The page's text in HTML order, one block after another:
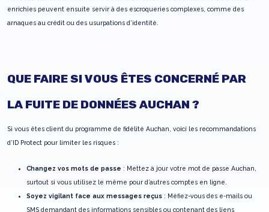
enrichies peuvent ensuite servir à des escroqueries complexes, comme des
arnaques au crédit ou des usurpations d’identité.
QUE FAIRE SI VOUS ÊTES CONCERNÉ PAR
LA FUITE DE DONNÉES AUCHAN ?
Si vous êtes client du programme de fidélité Auchan, voici les recommandations
d’ID Protect pour limiter les risques :
Changez vos mots de passe : Mettez à jour votre mot de passe Auchan,
surtout si vous utilisez le même pour d’autres comptes en ligne.
Soyez vigilant face aux messages reçus : Méfiez-vous des e-mails ou
SMS demandant des informations sensibles ou contenant des liens